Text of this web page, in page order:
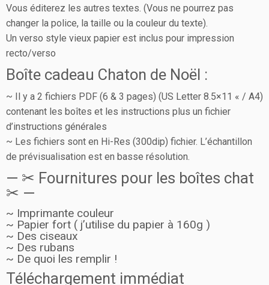
Vous éditerez les autres textes. (Vous ne pourrez pas
changer la police, la taille ou la couleur du texte).
Un verso style vieux papier est inclus pour impression
recto/verso
Boîte cadeau Chaton de Noël :
~ Il y a 2 fichiers PDF (6 & 3 pages) (US Letter 8.5×11 « / A4)
contenant les boîtes et les instructions plus un fichier
d’instructions générales
~ Les fichiers sont en Hi-Res (300dip) fichier. L’échantillon
de prévisualisation est en basse résolution.
— ✂︎ Fournitures pour les boîtes chat
✂︎ —
~ Imprimante couleur
~ Papier fort ( j’utilise du papier à 160g )
~ Des ciseaux
~ Des rubans
~ De quoi les remplir !
Téléchargement immédiat